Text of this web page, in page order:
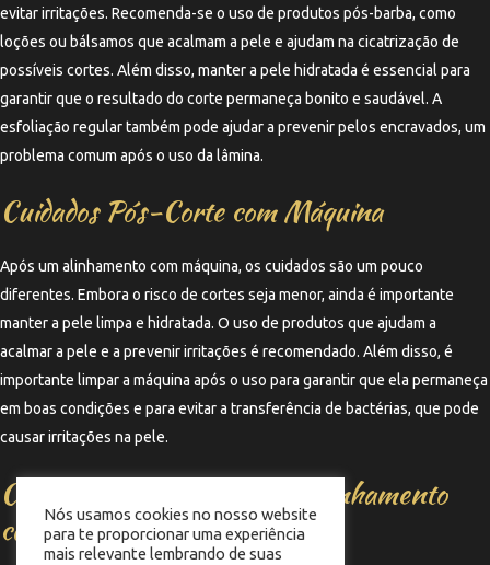
evitar irritações. Recomenda-se o uso de produtos pós-barba, como
loções ou bálsamos que acalmam a pele e ajudam na cicatrização de
possíveis cortes. Além disso, manter a pele hidratada é essencial para
garantir que o resultado do corte permaneça bonito e saudável. A
esfoliação regular também pode ajudar a prevenir pelos encravados, um
problema comum após o uso da lâmina.
Cuidados Pós-Corte com Máquina
Após um alinhamento com máquina, os cuidados são um pouco
diferentes. Embora o risco de cortes seja menor, ainda é importante
manter a pele limpa e hidratada. O uso de produtos que ajudam a
acalmar a pele e a prevenir irritações é recomendado. Além disso, é
importante limpar a máquina após o uso para garantir que ela permaneça
em boas condições e para evitar a transferência de bactérias, que pode
causar irritações na pele.
Considerações Finais sobre Alinhamento
com Lâmina ou Máquina
Nós usamos cookies no nosso website
para te proporcionar uma experiência
mais relevante lembrando de suas